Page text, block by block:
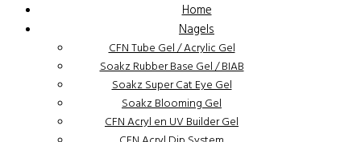
Home
Nagels
CFN Tube Gel / Acrylic Gel
Soakz Rubber Base Gel / BIAB
Soakz Super Cat Eye Gel
Soakz Blooming Gel
CFN Acryl en UV Builder Gel